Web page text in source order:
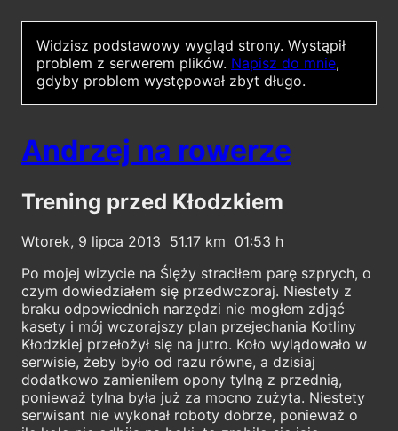
Widzisz podstawowy wygląd strony. Wystąpił
problem z serwerem plików. Napisz do mnie,
gdyby problem występował zbyt długo.
Andrzej na rowerze
Trening przed Kłodzkiem
Wtorek, 9 lipca 2013 51.17
01:53
Po mojej wizycie na Ślęży straciłem parę szprych, o
czym dowiedziałem się przedwczoraj. Niestety z
braku odpowiednich narzędzi nie mogłem zdjąć
kasety i mój wczorajszy plan przejechania Kotliny
Kłodzkiej przełożył się na jutro. Koło wylądowało w
serwisie, żeby było od razu równe, a dzisiaj
dodatkowo zamieniłem opony tylną z przednią,
ponieważ tylna była już za mocno zużyta. Niestety
serwisant nie wykonał roboty dobrze, ponieważ o